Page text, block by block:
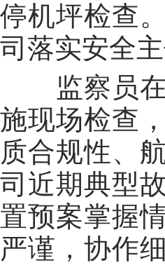
停机坪检查
司落实安全
监察员在
施现场检查
质合规性、
司近期典型
置预案掌握
严谨，协作